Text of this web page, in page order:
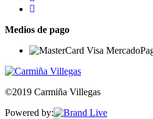
Medios de pago
©2019 Carmiña Villegas
Powered by: